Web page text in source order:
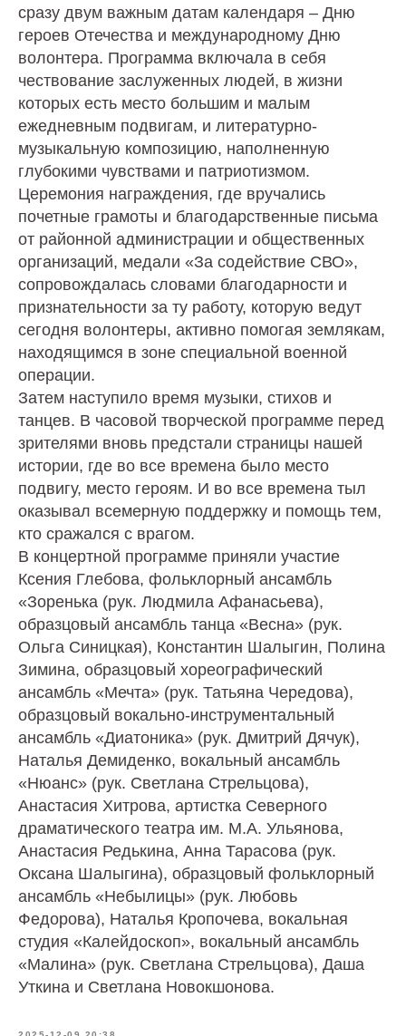
сразу двум важным датам календаря – Дню
героев Отечества и международному Дню
волонтера. Программа включала в себя
чествование заслуженных людей, в жизни
которых есть место большим и малым
ежедневным подвигам, и литературно-
музыкальную композицию, наполненную
глубокими чувствами и патриотизмом.
Церемония награждения, где вручались
почетные грамоты и благодарственные письма
от районной администрации и общественных
организаций, медали «За содействие СВО»,
сопровождалась словами благодарности и
признательности за ту работу, которую ведут
сегодня волонтеры, активно помогая землякам,
находящимся в зоне специальной военной
операции.
Затем наступило время музыки, стихов и
танцев. В часовой творческой программе перед
зрителями вновь предстали страницы нашей
истории, где во все времена было место
подвигу, место героям. И во все времена тыл
оказывал всемерную поддержку и помощь тем,
кто сражался с врагом.
В концертной программе приняли участие
Ксения Глебова, фольклорный ансамбль
«Зоренька (рук. Людмила Афанасьева),
образцовый ансамбль танца «Весна» (рук.
Ольга Синицкая), Константин Шалыгин, Полина
Зимина, образцовый хореографический
ансамбль «Мечта» (рук. Татьяна Чередова),
образцовый вокально-инструментальный
ансамбль «Диатоника» (рук. Дмитрий Дячук),
Наталья Демиденко, вокальный ансамбль
«Нюанс» (рук. Светлана Стрельцова),
Анастасия Хитрова, артистка Северного
драматического театра им. М.А. Ульянова,
Анастасия Редькина, Анна Тарасова (рук.
Оксана Шалыгина), образцовый фольклорный
ансамбль «Небылицы» (рук. Любовь
Федорова), Наталья Кропочева, вокальная
студия «Калейдоскоп», вокальный ансамбль
«Малина» (рук. Светлана Стрельцова), Даша
Уткина и Светлана Новокшонова.